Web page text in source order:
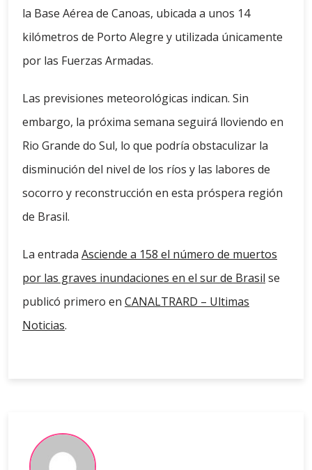
la Base Aérea de Canoas, ubicada a unos 14
kilómetros de Porto Alegre y utilizada únicamente
por las Fuerzas Armadas.
Las previsiones meteorológicas indican. Sin
embargo, la próxima semana seguirá lloviendo en
Rio Grande do Sul, lo que podría obstaculizar la
disminución del nivel de los ríos y las labores de
socorro y reconstrucción en esta próspera región
de Brasil.
La entrada Asciende a 158 el número de muertos
por las graves inundaciones en el sur de Brasil se
publicó primero en CANALTRARD – Ultimas
Noticias.